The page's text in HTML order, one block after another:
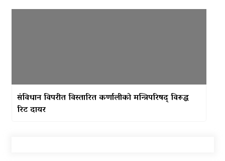
संविधान विपरीत विस्तारित कर्णालीको मन्त्रिपरिषद् विरूद्ध
रिट दायर